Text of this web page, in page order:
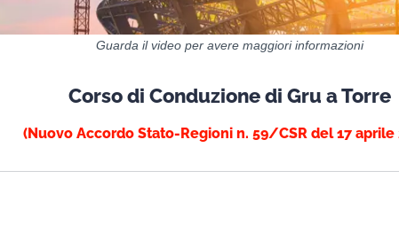
Guarda il video per avere maggiori informazioni
Corso di Conduzione di Gru a Torre
(Nuovo Accordo Stato-Regioni n. 59/CSR del 17 aprile